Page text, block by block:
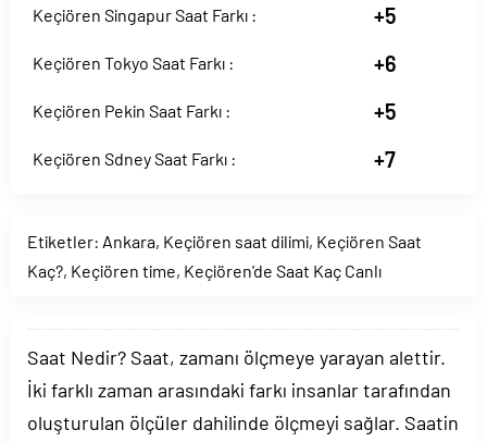
Keçiören Singapur Saat Farkı : +5
Keçiören Tokyo Saat Farkı : +6
Keçiören Pekin Saat Farkı : +5
Keçiören Sdney Saat Farkı : +7
Etiketler: Ankara, Keçiören saat dilimi, Keçiören Saat
Kaç?, Keçiören time, Keçiören'de Saat Kaç Canlı
Saat Nedir? Saat, zamanı ölçmeye yarayan alettir.
İki farklı zaman arasındaki farkı insanlar tarafından
oluşturulan ölçüler dahilinde ölçmeyi sağlar. Saatin